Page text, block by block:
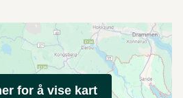
for å vise kart